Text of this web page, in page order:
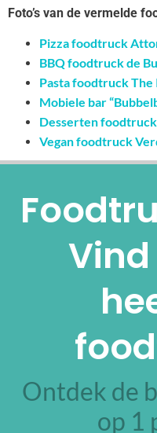
Foto’s van de vermelde
Pizza foodtruck
BBQ foodtruck de
Pasta foodtruck
Mobiele bar
Desserten
Vegan foodtruck
Ontdek de
op 1